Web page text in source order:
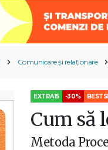
Comunicare și relaționare
EXTRA15 -30%
Cum să
Metoda